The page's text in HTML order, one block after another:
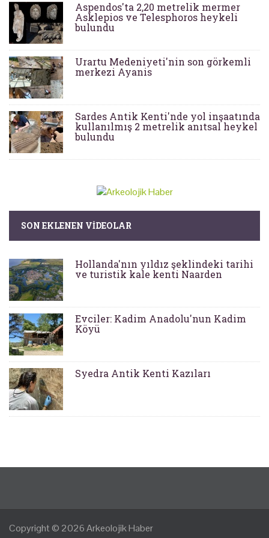
Aspendos'ta 2,20 metrelik mermer
Asklepios ve Telesphoros heykeli
bulundu
Urartu Medeniyeti'nin son görkemli
merkezi Ayanis
Sardes Antik Kenti'nde yol inşaatında
kullanılmış 2 metrelik anıtsal heykel
bulundu
SON EKLENEN VIDEOLAR
Hollanda'nın yıldız şeklindeki tarihi
ve turistik kale kenti Naarden
Evciler: Kadim Anadolu'nun Kadim
Köyü
Syedra Antik Kenti Kazıları
Copyright © 2026Arkeolojik Haber